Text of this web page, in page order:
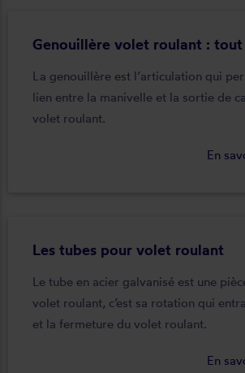
Genouillère volet roulant :
La genouillère est l’articulation qui
lien entre la manivelle et la sortie de
volet roulant.
En
Les tubes pour volet roulant
Le tube en acier galvanisé est une
volet roulant, c’est sa rotation qui
et la fermeture du volet roulant.
En